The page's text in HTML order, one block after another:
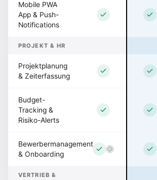
Mobile PWA
App & Push-
Notifications
PROJEKT & HR
Projektplanung
& Zeiterfassung
Budget-
Tracking &
Risiko-Alerts
Bewerbermanagement
& Onboarding
VERTRIEB &